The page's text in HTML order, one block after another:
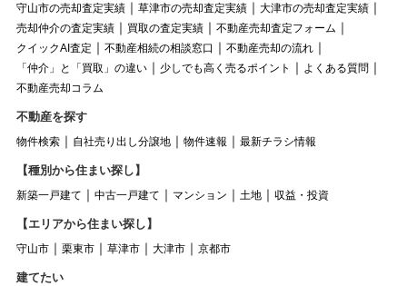
守山市の売却査定実績
草津市の売却査定実績
大津市の売却査定実績
売却仲介の査定実績
買取の査定実績
不動産売却査定フォーム
クイックAI査定
不動産相続の相談窓口
不動産売却の流れ
「仲介」と「買取」の違い
少しでも高く売るポイント
よくある質問
不動産売却コラム
不動産を探す
物件検索 自社売り出し分譲地 物件速報 最新チラシ情報
【種別から住まい探し】
新築一戸建て 中古一戸建て マンション 土地 収益・投資
【エリアから住まい探し】
守山市 栗東市 草津市 大津市 京都市
建てたい